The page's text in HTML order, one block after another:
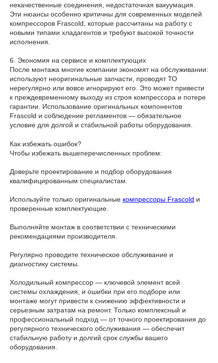
некачественные соединения, недостаточная вакуумация.
Эти нюансы особенно критичны для современных моделей
компрессоров Frascold, которые рассчитаны на работу с
новыми типами хладагентов и требуют высокой точности
исполнения.
6. Экономия на сервисе и комплектующих
После монтажа многие компании экономят на обслуживании:
используют неоригинальные запчасти, проводят ТО
нерегулярно или вовсе игнорируют его. Это может привести
к преждевременному выходу из строя компрессора и потере
гарантии. Использование оригинальных компонентов
Frascold и соблюдение регламентов — обязательное
условие для долгой и стабильной работы оборудования.
Как избежать ошибок?
Чтобы избежать вышеперечисленных проблем:
Доверьте проектирование и подбор оборудования
квалифицированным специалистам.
Используйте только оригинальные компрессоры Frascold и
проверенные комплектующие.
Выполняйте монтаж в соответствии с техническими
рекомендациями производителя.
Регулярно проводите техническое обслуживание и
диагностику системы.
Холодильный компрессор — ключевой элемент всей
системы охлаждения, и ошибки при его подборе или
монтаже могут привести к снижению эффективности и
серьезным затратам на ремонт. Только комплексный и
профессиональный подход — от точного проектирования до
регулярного технического обслуживания — обеспечит
стабильную работу и долгий срок службы вашего
оборудования.